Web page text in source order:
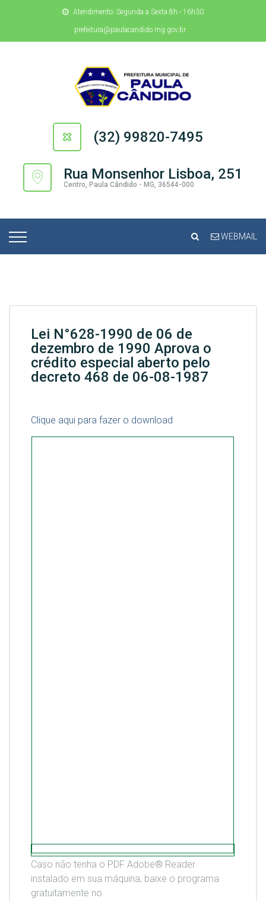
Atendimento: Segunda a Sexta 8h - 16h30
prefeitura@paulacandido.mg.gov.br
(32) 99820-7495
Rua Monsenhor Lisboa, 251
Centro, Paula Cândido - MG, 36544-000
WEBMAIL
Lei N°628-1990 de 06 de
dezembro de 1990 Aprova o
crédito especial aberto pelo
decreto 468 de 06-08-1987
Clique aqui para fazer o download
Caso não tenha o PDF Adobe® Reader
instalado em sua máquina, baixe o programa
gratuitamente no